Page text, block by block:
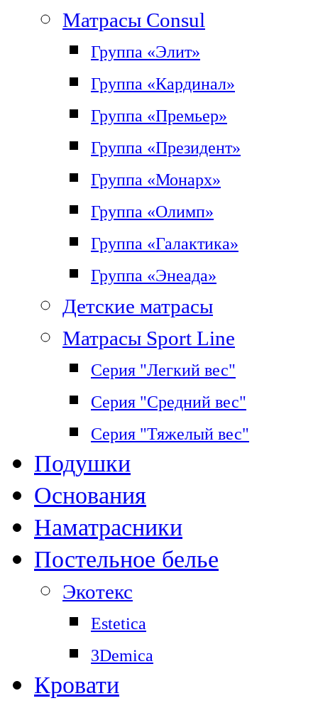
Матрасы Consul
Группа «Элит»
Группа «Кардинал»
Группа «Премьер»
Группа «Президент»
Группа «Монарх»
Группа «Олимп»
Группа «Галактика»
Группа «Энеада»
Детские матрасы
Матрасы Sport Line
Серия "Легкий вес"
Серия "Средний вес"
Серия "Тяжелый вес"
Подушки
Основания
Наматрасники
Постельное белье
Экотекс
Estetica
3Demica
Кровати